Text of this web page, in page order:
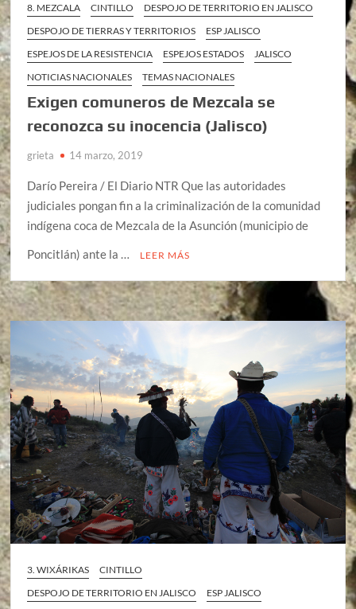
8. MEZCALA CINTILLO
DESPOJO DE TERRITORIO EN JALISCO
DESPOJO DE TIERRAS Y TERRITORIOS
ESP JALISCO
ESPEJOS DE LA RESISTENCIA
ESPEJOS ESTADOS
JALISCO
NOTICIAS NACIONALES
TEMAS NACIONALES
Exigen comuneros de Mezcala se
reconozca su inocencia (Jalisco)
grieta 14 marzo, 2019
Darío Pereira / El Diario NTR Que las autoridades
judiciales pongan fin a la criminalización de la comunidad
indígena coca de Mezcala de la Asunción (municipio de
Poncitlán) ante la …
LEER MÁS
3. WIXÁRIKAS
CINTILLO
DESPOJO DE TERRITORIO EN JALISCO
ESP JALISCO